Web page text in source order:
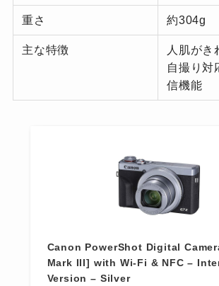
重さ 約304g
主な特徴
人肌がき
自撮り対
信機能
Canon PowerShot Digital
Mark III] with Wi-Fi & NFC –
Version – Silver